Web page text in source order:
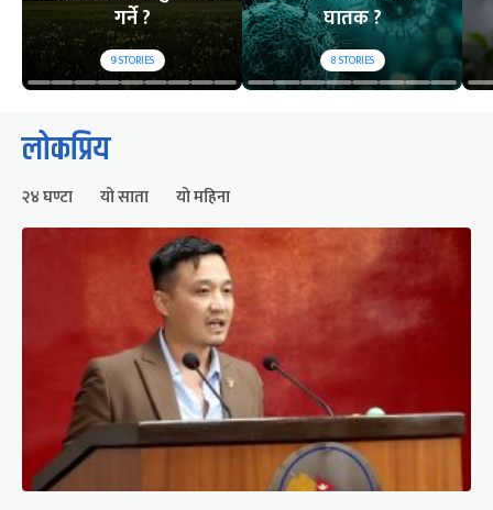
गर्ने ?
9STORIES
घातक ?
8STORIES
लोकप्रिय
२४ घण्टा यो साता यो महिना